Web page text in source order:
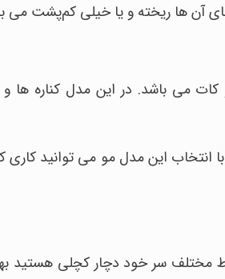
آن ها ریخته و یا خیلی کم‌پشت می
می باشد. در این مدل کناره ها
انتخاب این مدل مو می توانید
سر خود دچار کچلی هستید